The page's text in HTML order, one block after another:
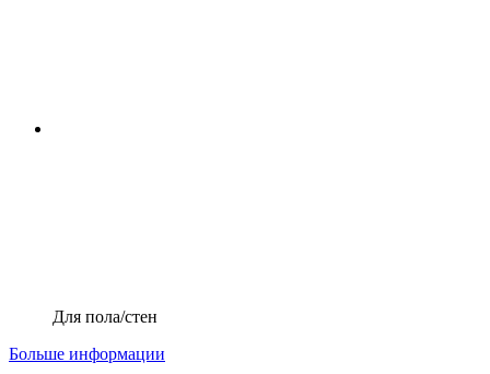
Для пола/стен
Больше информации